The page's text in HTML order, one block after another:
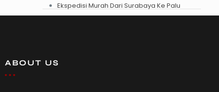
Ekspedisi Murah Dari Surabaya Ke Palu
ABOUT US